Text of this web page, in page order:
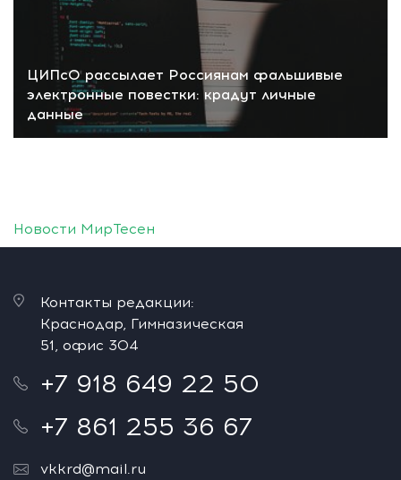
ЦИПсО рассылает Россиянам фальшивые
электронные повестки: крадут личные
данные
Новости МирТесен
Контакты редакции:
Краснодар, Гимназическая
51, офис 304
+7 918 649 22 50
+7 861 255 36 67
vkkrd@mail.ru